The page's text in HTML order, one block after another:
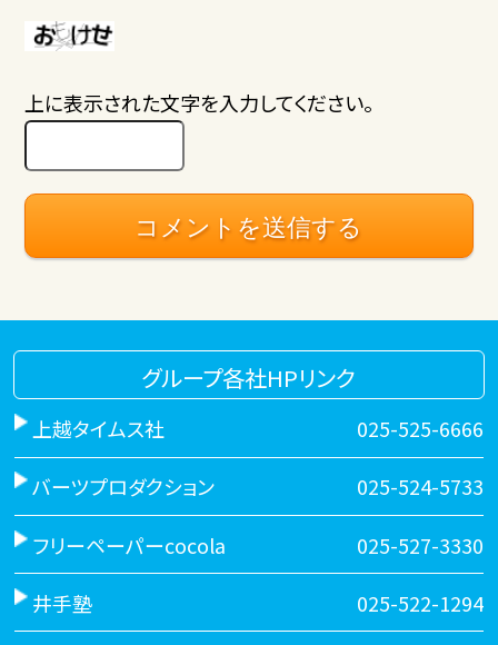
上に表示された文字を入力してください。
グループ各社HPリンク
上越タイムス社 025-525-6666
バーツプロダクション 025-524-5733
フリーペーパーcocola 025-527-3330
井手塾 025-522-1294